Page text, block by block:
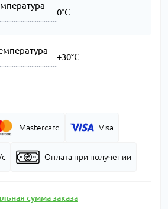
0°C
+30°C
Mastercard Visa
Оплата при получении
сумма заказа